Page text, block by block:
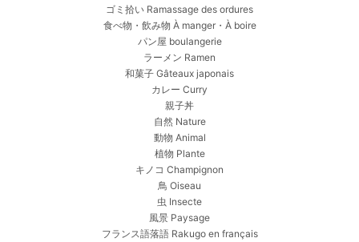
ゴミ拾い Ramassage des ordures
食べ物・飲み物 À manger・À boire
パン屋 boulangerie
ラーメン Ramen
和菓子 Gâteaux japonais
カレー Curry
親子丼
自然 Nature
動物 Animal
植物 Plante
キノコ Champignon
鳥 Oiseau
虫 Insecte
風景 Paysage
フランス語落語 Rakugo en français